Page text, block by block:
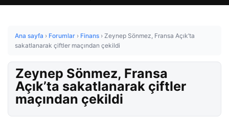
Ana sayfa › Forumlar › Finans › Zeynep Sönmez, Fransa Açık’ta
sakatlanarak çiftler maçından çekildi
Zeynep Sönmez, Fransa
Açık’ta sakatlanarak çiftler
maçından çekildi